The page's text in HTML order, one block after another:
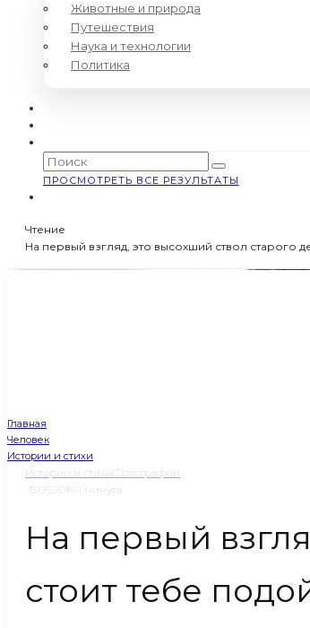
Животные и природа
Путешествия
Наука и технологии
Политика
ПРОСМОТРЕТЬ ВСЕ РЕЗУЛЬТАТЫ
Чтение
На первый взгляд, это высохший ствол старого
Главная
Человек
Истории и стихи
Истории и стихи Фотографии
15.06.2016 1 минута
На первый
стоит тебе